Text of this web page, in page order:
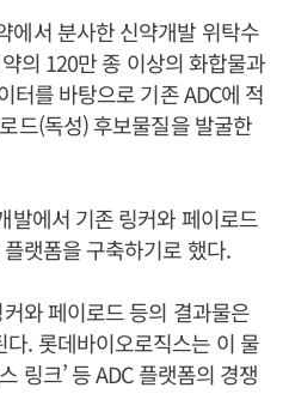
에서 분사한 신약개발 위탁수
의 120만 종 이상의 화합물과
터를 바탕으로 기존 ADC에 적
드(독성) 후보물질을 발굴한
발에서 기존 링커와 페이로드
랫폼을 구축하기로 했다.
와 페이로드 등의 결과물은
. 롯데바이오로직스는 이 물
링크’ 등 ADC 플랫폼의 경쟁